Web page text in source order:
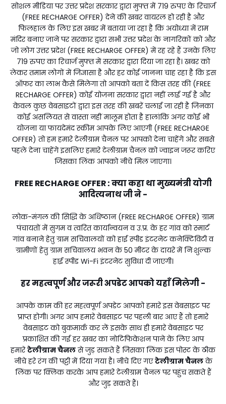
सोशल मीडिया पर उत्तर प्रदेश सरकार द्वारा मुफ्त में ₹719 रुपए के रिचार्ज
(FREE RECHARGE OFFER) देने की खबर वायरल हो रही है और
फिलहाल के लिए इस खबर में बताया जा रहा है कि अयोध्या में राम
मंदिर बनाए जाने पर सरकार द्वारा सभी उत्तर प्रदेश के नागरिकों को और
जो लोग उत्तर प्रदेश (FREE RECHARGE OFFER) में रह रहे हैं उनके लिए
₹719 रुपए का रिचार्ज मुफ्त में सरकार द्वारा दिया जा रहा है। खबर को
लेकर तमाम लोगों में जिज्ञासा है और हर कोई जानना चाह रहा है कि इस
ऑफर का लाभ कैसे मिलेगा तो आपको बता दें किस तरह की (FREE
RECHARGE OFFER) कोई योजना सरकार द्वारा नहीं लाई गई है और
केवल कुछ वेबसाइटों द्वारा इस तरह की खबरें चलाई जा रही है जिनका
कोई असलियत से वास्ता नहीं मालूम होता है हालांकि अगर कोई भी
योजना या फायदेमंद स्कीम आपके लिए आएगी (FREE RECHARGE
OFFER) तो हम हमारे टेलीग्राम चैनल पर आपको देना चाहेंगे और सबसे
पहले देना चाहेंगे इसलिए हमारे टेलीग्राम चैनल को ज्वाइन जरूर करिए
जिसका लिंक आपको नीचे मिल जाएगा।
FREE RECHARGE OFFER :क्या कहा था मुख्यमंत्री योगी
आदित्यनाथ जी ने -
लोक-मंगल की सिद्धि के अधिष्ठान (FREE RECHARGE OFFER) ग्राम
पंचायतों में सुगम व त्वरित कार्यान्वयन व उ.प्र. के हर गांव को स्मार्ट
गांव बनाने हेतु ग्राम सचिवालयों को हाई स्पीड इंटरनेट कनेक्टिविटी व
ग्रामीणों हेतु ग्राम सचिवालय भवन के 50 मीटर के दायरे में निःशुल्क
हाई स्पीड Wi-Fi इंटरनेट सुविधा दी जाएगी।
हर महत्वपूर्ण और जरूरी अपडेट आपको यहाँ मिलेगी -
आपके काम की हर महत्वपूर्ण अपडेट आपको हमारे इस वेबसाइट पर
प्राप्त होगी। अगर आप हमारे वेबसाइट पर पहली बार आए हैं तो हमारे
वेबसाइट को बुकमार्क कर लें इसके साथ ही हमारे वेबसाइट पर
प्रकाशित की गई हर खबर का नोटिफिकेशन पाने के लिए आप
हमारेटेलीग्राम चैनलसे जुड़ सकते हैं जिसका लिंक इस पोस्ट के ठीक
नीचे हरे रंग की पट्टी में दिया गया है। नीचे दिए गएटेलीग्राम चैनलके
लिंक पर क्लिक करके आप हमारे टेलीग्राम चैनल पर पहुंच सकते हैं
और जुड़ सकते हैं।